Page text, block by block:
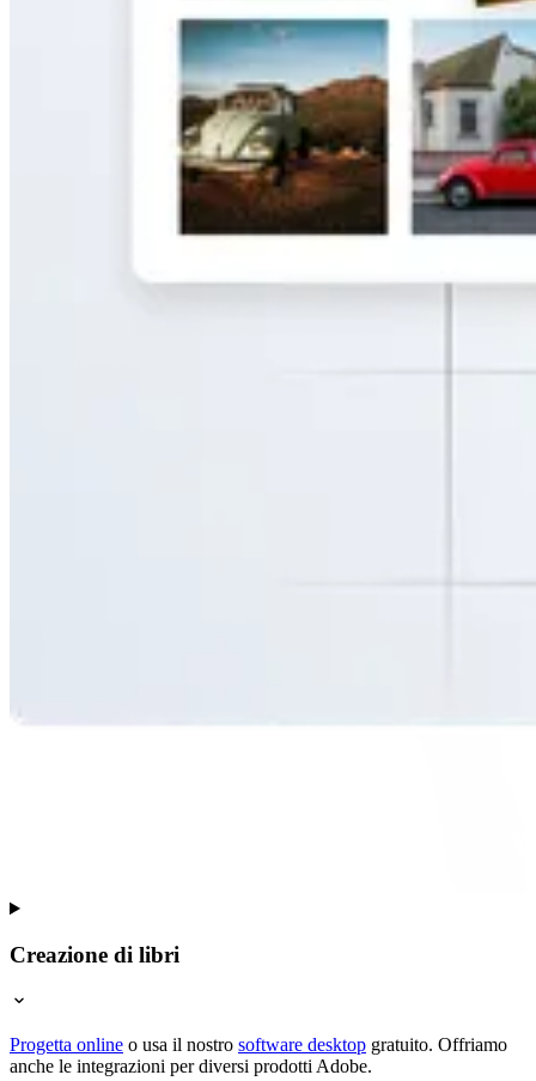
Creazione di libri
Progetta online o usa il nostro software desktop gratuito. Offriamo
anche le integrazioni per diversi prodotti Adobe.